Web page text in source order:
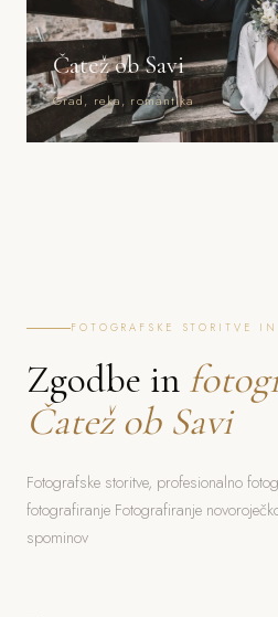
Čatež ob Savi
Grad, reka, romantika
FOTOGRAFSKE STORITVE
Zgodbe in
Čatež ob Savi
Fotografske storitve, profesionalno
fotografiranje Fotografiranje
spominov